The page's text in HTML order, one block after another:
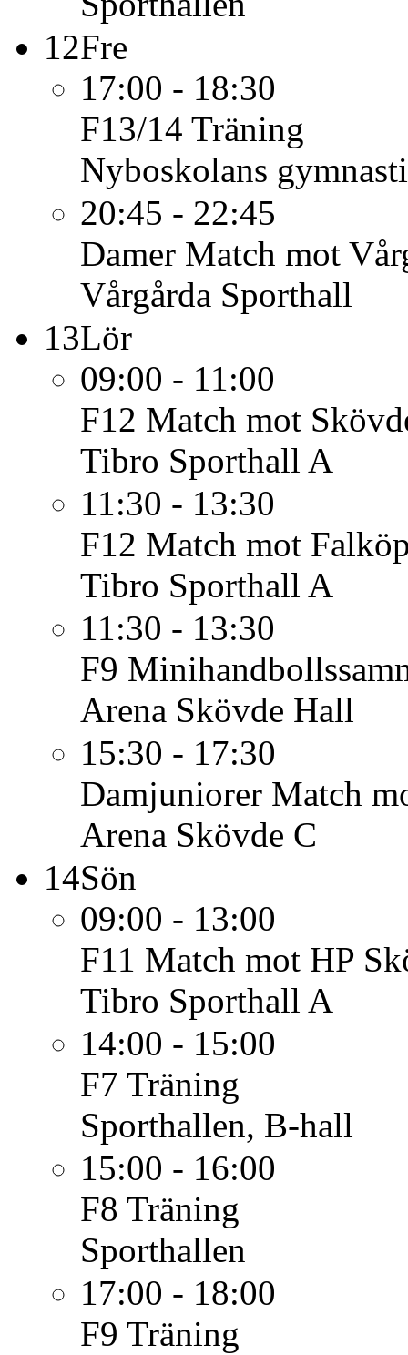
12Fre
17:00 - 18:30
F13/14 Träning
Nyboskolans
20:45 - 22:45
Damer Match mot
Vårgårda Sporthall
13Lör
09:00 - 11:00
F12 Match mot
Tibro Sporthall A
11:30 - 13:30
F12 Match mot
Tibro Sporthall A
11:30 - 13:30
F9
Arena Skövde Hall
15:30 - 17:30
Damjuniorer Match
Arena Skövde C
14Sön
09:00 - 13:00
F11 Match mot HP
Tibro Sporthall A
14:00 - 15:00
F7 Träning
Sporthallen, B-hall
15:00 - 16:00
F8 Träning
Sporthallen
17:00 - 18:00
F9 Träning